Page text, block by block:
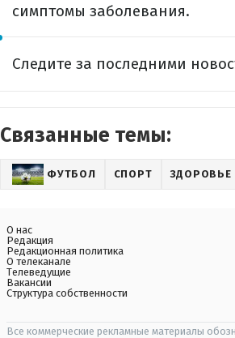
симптомы заболевания.
Следите за последними
Связанные темы:
ФУТБОЛ СПОРТ ЗДОРОВЬЕ
О нас
Редакция
Редакционная политика
О телеканале
Телеведущие
Вакансии
Структура собственности
Все коммерческие рекламные материалы